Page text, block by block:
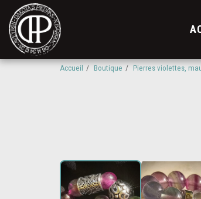
Accueil Boutique Pierres violettes,
Vendu